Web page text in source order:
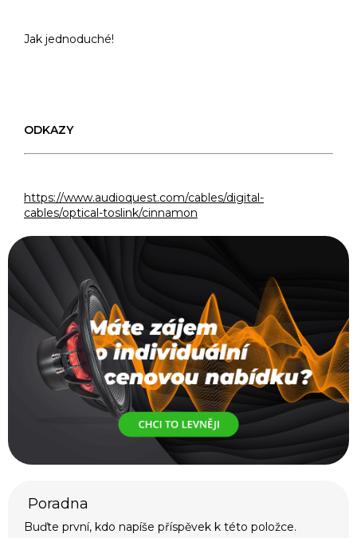
Jak jednoduché!
ODKAZY
https://www.audioquest.com/cables/digital-
cables/optical-toslink/cinnamon
Buďte první, kdo napíše příspěvek k této položce.